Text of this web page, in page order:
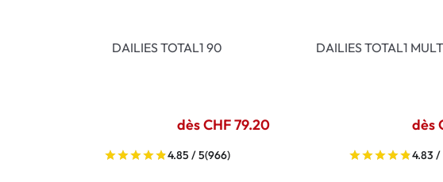
DAILIES TOTAL1 90
dès CHF 79.20
4.85 / 5(966)
DAILIES TOTAL1
dès
4.83 /